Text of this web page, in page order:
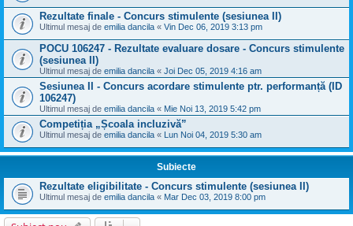
Rezultate finale - Concurs stimulente (sesiunea II)
Ultimul mesaj de emilia dancila « Vin Dec 06, 2019 3:13 pm
POCU 106247 - Rezultate evaluare dosare - Concurs stimulente
(sesiunea II)
Ultimul mesaj de emilia dancila « Joi Dec 05, 2019 4:16 am
Sesiunea II - Concurs acordare stimulente ptr. performanță (ID
106247)
Ultimul mesaj de emilia dancila « Mie Noi 13, 2019 5:42 pm
Competiția „Școala incluzivă”
Ultimul mesaj de emilia dancila « Lun Noi 04, 2019 5:30 am
Subiecte
Rezultate eligibilitate - Concurs stimulente (sesiunea II)
Ultimul mesaj de emilia dancila « Mar Dec 03, 2019 8:00 pm